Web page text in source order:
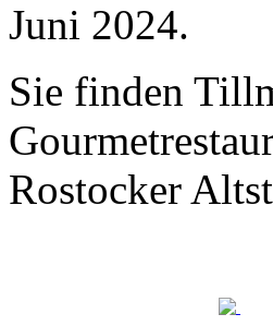
Geheimnisse, die
Juni 2024.
Sie finden
Rostocker